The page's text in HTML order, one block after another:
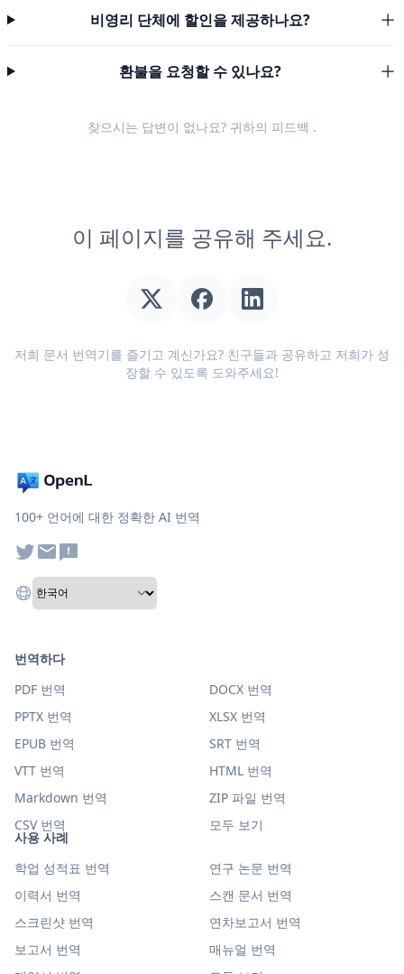
비영리 단체에 할인을 제공하나요?
환불을 요청할 수 있나요?
찾으시는 답변이 없나요? 귀하의 피드백 .
이 페이지를 공유해 주세요.
저희 문서 번역기를 즐기고 계신가요? 친구들과 공유하고 저희가 성
장할 수 있도록 도와주세요!
100+ 언어에 대한 정확한 AI 번역
사용 사례
학업 성적표 번역
연구 논문 번역
이력서 번역
스캔 문서 번역
스크린샷 번역
연차보고서 번역
보고서 번역
매뉴얼 번역
번역하다
PDF 번역
DOCX 번역
PPTX 번역
XLSX 번역
EPUB 번역
SRT 번역
VTT 번역
HTML 번역
Markdown 번역
ZIP 파일 번역
CSV 번역
모두 보기